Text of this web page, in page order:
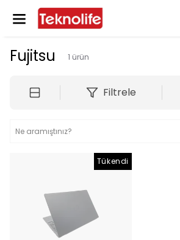
Fujitsu 1 ürün
Filtrele
Tükendi